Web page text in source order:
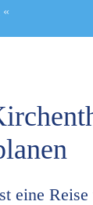
«
eine Reise